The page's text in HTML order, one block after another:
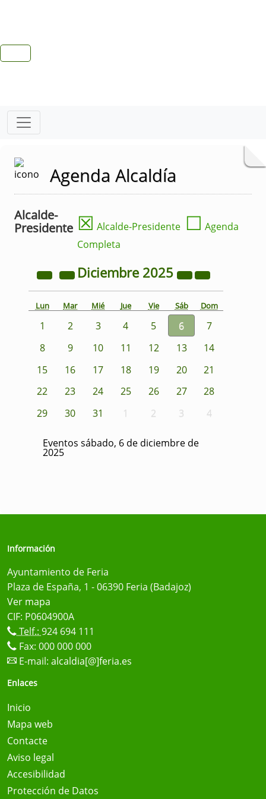
Agenda Alcaldía
Alcalde-
Presidente ☒ Alcalde-Presidente ☐ Agenda
Completa
Diciembre 2025
Lun Mar Mié Jue Vie Sáb Dom
1 2 3 4 5 6
7
8
9 10 11 12 13
14
15
16 17 18 19 20
21
22
23 24 25 26 27
28
29
30 31 1 2 3 4
Eventos sábado, 6 de diciembre de
2025
Información
Ayuntamiento de Feria
Plaza de España, 1 - 06390 Feria (Badajoz)
Ver mapa
CIF: P0604900A
Telf.: 924 694 111
Fax: 000 000 000
E-mail: alcaldia[@]feria.es
Enlaces
Inicio
Mapa web
Contacte
Aviso legal
Accesibilidad
Protección de Datos